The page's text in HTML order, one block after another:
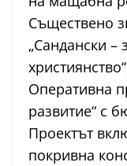
Съществено
„Сандански –
Оперативна
развитие“ с
Проектът
покривна